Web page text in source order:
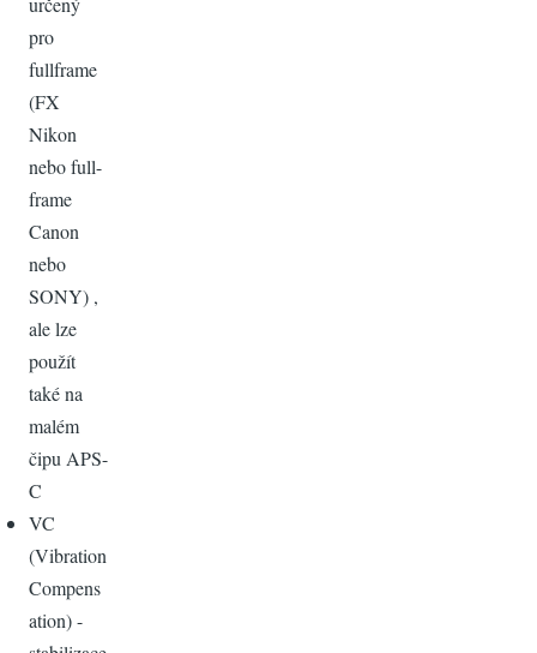
pro
fullframe
(FX
Nikon
nebo full-
frame
Canon
nebo
SONY) ,
ale lze
použít
také na
malém
čipu APS-
C
VC
(Vibration
Compens
ation) -